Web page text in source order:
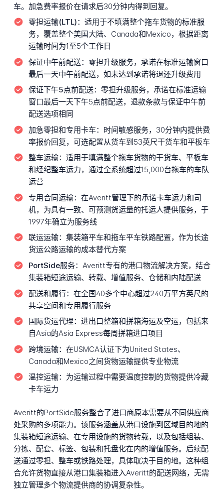
车。加急费率报价在请求后30分钟内得到回复。
零担运输(LTL)： 适用于不填满整个拖车货物的标准服
务，覆盖整个美国大陆、Canada和Mexico，根据距离
运输时间为1至5个工作日
保证中午前配送： 零担升级服务，承诺在标准运输窗口
最后一天中午前配送，如未达到承诺将退还升级费用
保证下午5点前配送： 零担升级服务，承诺在标准运输
窗口最后一天下午5点前配送，退款条款与保证中午前
配送选项相同
加急零担和专用卡车： 时间敏感服务，30分钟内提供费
率报价回复，可选配置从货车到53英尺干货车和平板车
整车运输： 适用于填满整个拖车货物的干货车、平板车
和经纪整车运力，通过全系统超过15,000台拖车的车队
运营
专用合同运输： 在Averitt管理下的承诺卡车运力和司
机，为具有一致、可预测货运量的托运人提供服务，于
1997年确立为服务线
联运运输： 集装箱平车和拖车平车铁路配置，作为长途
货运公路运输的成本替代方案
PortSide服务： Averitt专有的港口物流解决方案，结合
集装箱短途运输、转载、增值服务、仓储和内陆配送
配送和履行： 在全国40多个中心超过240万平方英尺的
共享空间和专用履行服务
国际货运代理： 进出口整箱和拼箱海运及空运，包括来
自Asia的Asia Express每周拼箱进口项目
跨境运输： 在USMCA认证下为United States、
Canada和Mexico之间货物运输提供专业物流
温控运输： 为运输过程中需要温度控制的货物提供冷藏
卡车运力
Averitt的PortSide服务整合了进口商原本需要从不同供应商
处采购的多项能力。该服务涵盖从港口设施到区域目的地的
集装箱短途运输、在专用设施的货物转载，以及包括组装、
分拣、配套、标签、包装和托盘化在内的增值服务。后续配
送通过零担、整车或铁路处理，具体取决于目的地。这种组
合允许货物直接从港口集装箱进入Averitt的配送网络，无需
独立管理多个物流提供商的协调复杂性。